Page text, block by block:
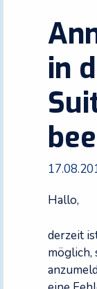
in
Hallo,
derzeit
möglich,